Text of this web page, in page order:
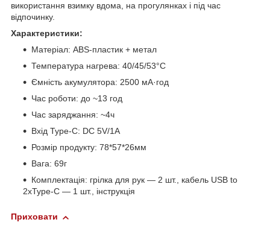
використання взимку вдома, на прогулянках і під час
відпочинку.
Характеристики:
Матеріал: ABS-пластик + метал
Температура нагрева: 40/45/53°C
Ємність акумулятора: 2500 мА·год
Час роботи: до ~13 год
Час заряджання: ~4ч
Вхід Type-C: DC 5V/1A
Розмір продукту: 78*57*26мм
Вага: 69г
Комплектація: грілка для рук — 2 шт., кабель USB to
2xType-C — 1 шт., інструкція
Приховати